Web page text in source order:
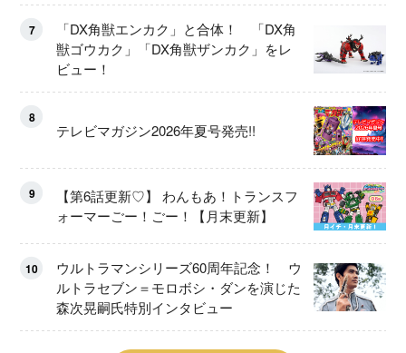
7
「DX角獣エンカク」と合体！ 「DX角
獣ゴウカク」「DX角獣ザンカク」をレ
ビュー！
8
テレビマガジン2026年夏号発売!!
9
【第6話更新♡】 わんもあ！トランスフ
ォーマーごー！ごー！【月末更新】
10
ウルトラマンシリーズ60周年記念！ ウ
ルトラセブン＝モロボシ・ダンを演じた
森次晃嗣氏特別インタビュー